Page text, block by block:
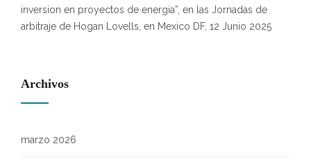
inversion en proyectos de energia”, en las Jornadas de
arbitraje de Hogan Lovells, en Mexico DF, 12 Junio 2025
Archivos
marzo 2026